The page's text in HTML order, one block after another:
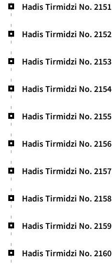
Hadis Tirmidzi No. 2151
Hadis Tirmidzi No. 2152
Hadis Tirmidzi No. 2153
Hadis Tirmidzi No. 2154
Hadis Tirmidzi No. 2155
Hadis Tirmidzi No. 2156
Hadis Tirmidzi No. 2157
Hadis Tirmidzi No. 2158
Hadis Tirmidzi No. 2159
Hadis Tirmidzi No. 2160